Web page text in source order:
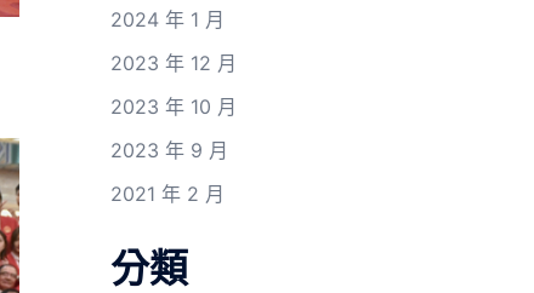
2024 年 1 月
2023 年 12 月
2023 年 10 月
2023 年 9 月
2021 年 2 月
分類